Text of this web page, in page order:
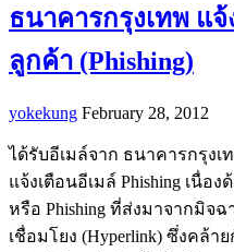
ธนาคารกรุงเทพ แ
ลูกค้า (Phishing)
yokekung February 28, 2012
ได้รับอีเมล์จาก ธนาคารกรุง
แจ้งเตือนอีเมล์ Phishing เนื่อ
หรือ Phishing ที่ส่งมาจากมิจ
เชื่อมโยง (Hyperlink) ซึ่งคล้า